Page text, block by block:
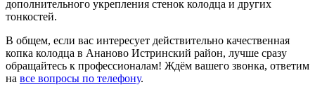
дополнительного укрепления стенок колодца и других
тонкостей.
В общем, если вас интересует действительно качественная
копка колодца в Ананово Истринский район, лучше сразу
обращайтесь к профессионалам! Ждём вашего звонка, ответим
на все вопросы по телефону.